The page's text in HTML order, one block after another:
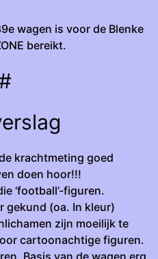
wagen is voor de Blenke
bereikt.
krachtmeting goed
doen hoor!!!
‘football’-figuren.
gekund (oa. In kleur)
zijn moeilijk te
cartoonachtige figuren.